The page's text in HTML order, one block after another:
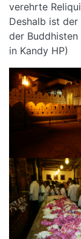
verehrte
Deshalb ist
der
in Kandy HP)